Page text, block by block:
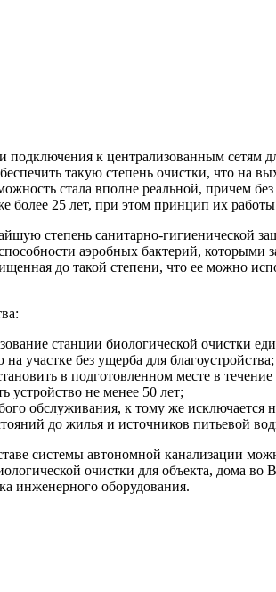
к централизованным сетям
такую степень очистки, что на
стала вполне реальной, причем
более 25 лет, при этом принцип их
степень санитарно-гигиенической
аэробных бактерий,
до такой степени, что ее можно
станции биологической очистки
участке без ущерба для благоустройства;
в подготовленном месте в течение
устройство не менее 50 лет;
обслуживания, к тому же исключается
до жилья и источников питьевой
системы автономной канализации
очистки для объекта, дома
инженерного оборудования.